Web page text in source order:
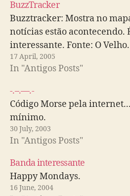
BuzzTracker
Buzztracker: Mostra no
notícias estão acontecendo.
interessante. Fonte: O Velho.
17 April, 2005
In "Antigos Posts"
-.–.—.-
Código Morse pela
mínimo.
30 July, 2003
In "Antigos Posts"
Banda interessante
Happy Mondays.
16 June, 2004